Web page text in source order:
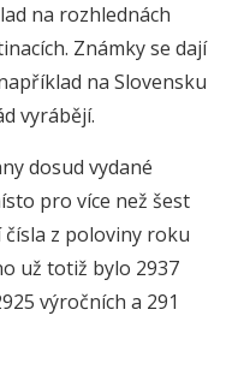
na rozhlednách
Známky se dají
na Slovensku
vyrábějí.
dosud vydané
pro více než šest
čísla z poloviny roku
už totiž bylo 2937
výročních a 291